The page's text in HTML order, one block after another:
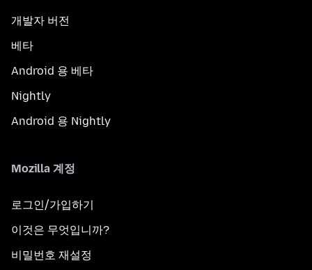
개발자 버전
베타
Android 용 베타
Nightly
Android 용 Nightly
Mozilla 계정
로그인/가입하기
이것은 무엇입니까?
비밀번호 재설정